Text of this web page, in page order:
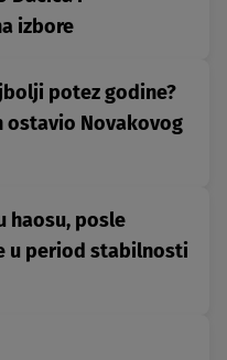
izbore
potez godine?
ostavio Novakovog
haosu, posle
u period stabilnosti